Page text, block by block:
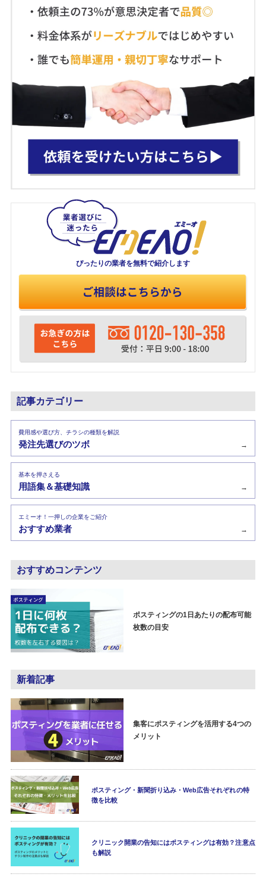
ぴったりの業者を無料で紹介します
記事カテゴリー
費用感や選び方、チラシの種類を解説
発注先選びのツボ →
基本を押さえる
用語集＆基礎知識 →
エミーオ！一押しの企業をご紹介
おすすめ業者 →
おすすめコンテンツ
ポスティングの1日あたりの配布可能
枚数の目安
新着記事
集客にポスティングを活用する4つの
メリット
ポスティング・新聞折り込み・Web広告それぞれの特
徴を比較
クリニック開業の告知にはポスティングは有効？注意点
も解説